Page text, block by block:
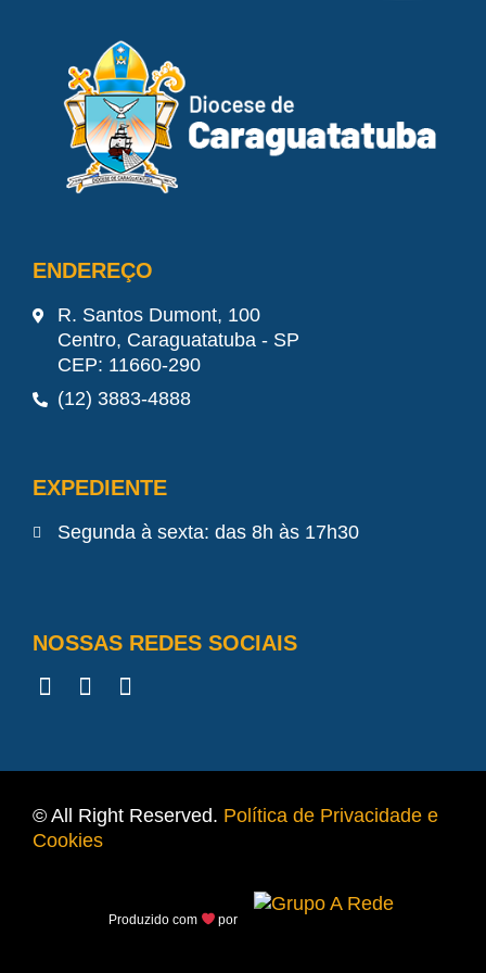
ENDEREÇO
R. Santos Dumont, 100
Centro, Caraguatatuba - SP
CEP: 11660-290
(12) 3883-4888
EXPEDIENTE
Segunda à sexta: das 8h às 17h30
NOSSAS REDES SOCIAIS
© All Right Reserved. Política de Privacidade e
Cookies
Produzido com por